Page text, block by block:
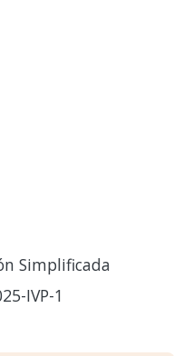
Simplificada
IVP-1